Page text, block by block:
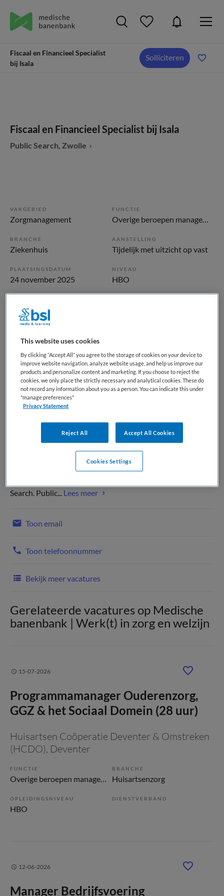
Fiscaal en Financieel Specialist
bij Isala
Solliciteren
Fiscaal en Financieel Specialist bij Isala
Public Search, Zwolle
VAKGEBIED
Zorgmanagement
FUNCTIE
Overige beroepen management
BRANCHE
Ziekenhuis
AANSTELLING
Tijdelijk met uitzicht op vast
PLAATSINGSDATUM
24 november 2025
NIVEAU
HBO
Ervaren
Vacature niet beschikbaar
Deze vacature Fiscaal en Financieel Specialist bij Isala bij
Public Search is niet meer actueel. Hieronder staan enkele
vergelijkbare vacatures die voor u wellicht interessant zijn.
Public Search: Jouw financiële partner in de zorg Wie maakt
Search. Public... Lees meer
Toon email
Toon telefoonnummer
Bekijk meer vacatures
Gerelateerde vacatures op Medische
banenbank | Werk(t) in zorg en welzijn
15-07-2026
Programmamanager Ouderenzorg,
GGZ & het Sociaal Domein (28 uur)
Huisartsen Coöperatie Deventer & Omstreken
(HCDO), Deventer
FUNCTIE
Overige beroepen management
BRANCHE
Huisartsenzorg
OPLEIDINGSNIVEAU
HBO
DIENSTVERBAND
12-06-2026
Manager Bedrijfsvoering
This website uses cookies
By clicking “Accept All” you agree to the storage of cookies on your device to
improve website navigation, analyze website usage, and help us improve our
products and personalize content and marketing. If you choose to reject the
cookies, we only place the strictly necessary and analytical cookies. These do
not record any information about you as a person. You can indicate this under
"manage preferences"
Privacy Statement
Reject All Accept All Cookies
Cookies Settings